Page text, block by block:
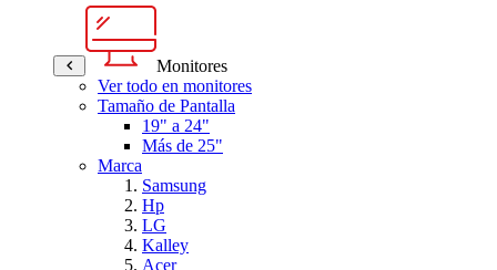
Monitores
Ver todo en monitores
Tamaño de Pantalla
19" a 24"
Más de 25"
Marca
Samsung
Hp
LG
Kalley
Acer